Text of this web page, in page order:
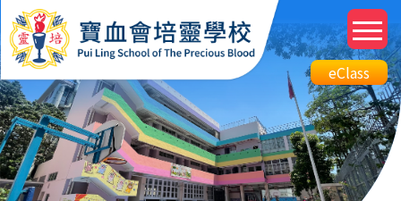
移至主內容
Top
eClass
Btn
eClass